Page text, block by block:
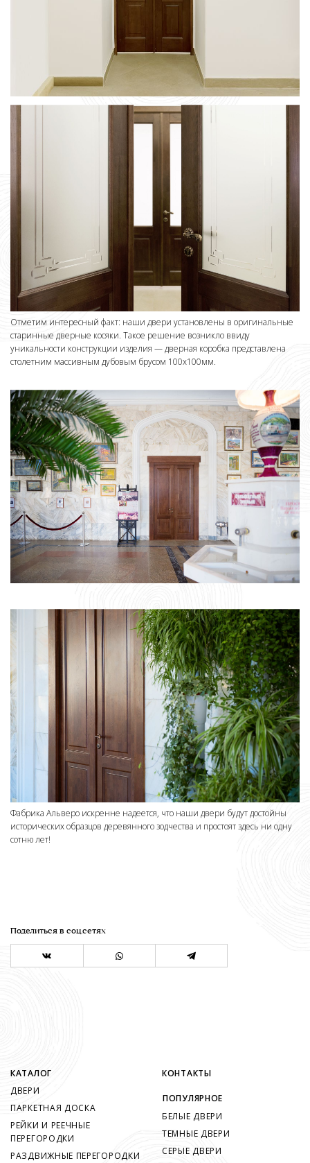
Отметим интересный факт: наши двери установлены в оригинальные
старинные дверные косяки. Такое решение возникло ввиду
уникальности конструкции изделия — дверная коробка представлена
столетним массивным дубовым брусом 100х100мм.
Фабрика Альверо искренне надеется, что наши двери будут достойны
исторических образцов деревянного зодчества и простоят здесь ни одну
сотню лет!
Поделиться в соц.сетях
КАТАЛОГ
ДВЕРИ
ПАРКЕТНАЯ ДОСКА
РЕЙКИ И РЕЕЧНЫЕ
ПЕРЕГОРОДКИ
РАЗДВИЖНЫЕ ПЕРЕГОРОДКИ
КОНТАКТЫ
ПОПУЛЯРНОЕ
БЕЛЫЕ ДВЕРИ
ТЕМНЫЕ ДВЕРИ
СЕРЫЕ ДВЕРИ